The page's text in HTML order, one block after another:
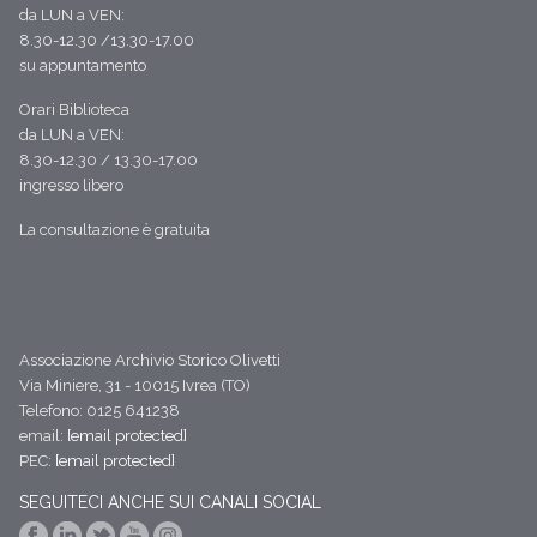
da LUN a VEN:
8.30-12.30 /13.30-17.00
su appuntamento
Orari Biblioteca
da LUN a VEN:
8.30-12.30 / 13.30-17.00
ingresso libero
La consultazione è gratuita
Associazione Archivio Storico Olivetti
Via Miniere, 31 - 10015 Ivrea (TO)
Telefono: 0125 641238
email: [email protected]
PEC: [email protected]
SEGUITECI ANCHE SUI CANALI SOCIAL